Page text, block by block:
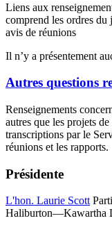
Liens aux
comprend les ordres du
avis de réunions
Il n’y a présentement
Autres questions
Renseignements
autres que les projets
transcriptions par le
réunions et les rapports.
Présidente
L'hon. Laurie Scott
Haliburton—Kawartha